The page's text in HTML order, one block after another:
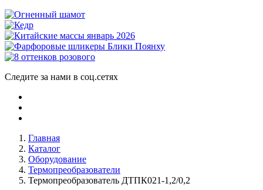
Следите за нами в соц.сетях
Главная
Каталог
Оборудование
Термопреобразователи
Термопреобразователь ДТПК021-1,2/0,2